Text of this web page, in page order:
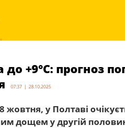
+9°С: прогноз
07:37 | 28.10.2025
жовтня, у Полтаві
дощем у другій